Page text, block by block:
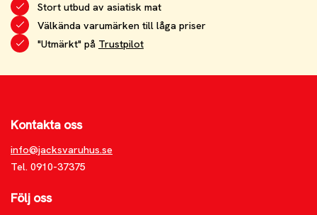
Stort utbud av asiatisk mat
Välkända varumärken till låga priser
"Utmärkt" på Trustpilot
Kontakta oss
info@jacksvaruhus.se
Tel. 0910-37375
Följ oss